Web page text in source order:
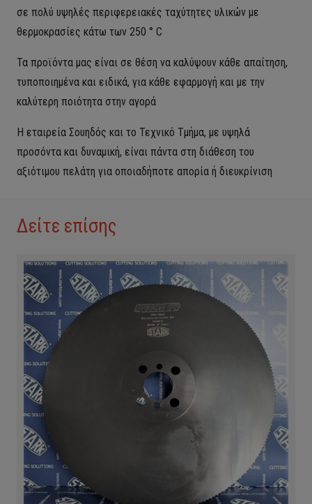
σε πολύ υψηλές περιφερειακές ταχύτητες υλικών με
θερμοκρασίες κάτω των 250 ° C
Τα προϊόντα μας είναι σε θέση να καλύψουν κάθε απαίτηση,
τυποποιημένα και ειδικά, για κάθε εφαρμογή και με την
καλύτερη ποιότητα στην αγορά
Η εταιρεία Σουηδός και το Τεχνικό Τμήμα, με υψηλά
προσόντα και δυναμική, είναι πάντα στη διάθεση του
αξιότιμου πελάτη για οποιαδήποτε απορία ή διευκρίνιση
Δείτε επίσης